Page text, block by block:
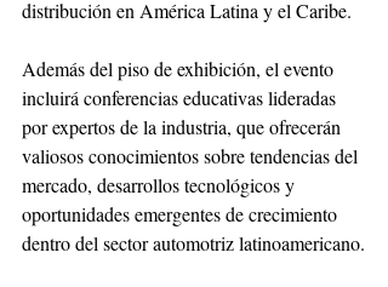
distribución en América Latina y el Caribe.
Además del piso de exhibición, el evento
incluirá conferencias educativas lideradas
por expertos de la industria, que ofrecerán
valiosos conocimientos sobre tendencias del
mercado, desarrollos tecnológicos y
oportunidades emergentes de crecimiento
dentro del sector automotriz latinoamericano.